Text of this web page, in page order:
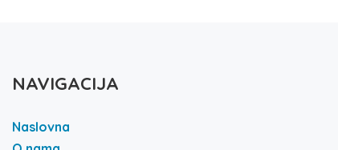
NAVIGACIJA
Naslovna